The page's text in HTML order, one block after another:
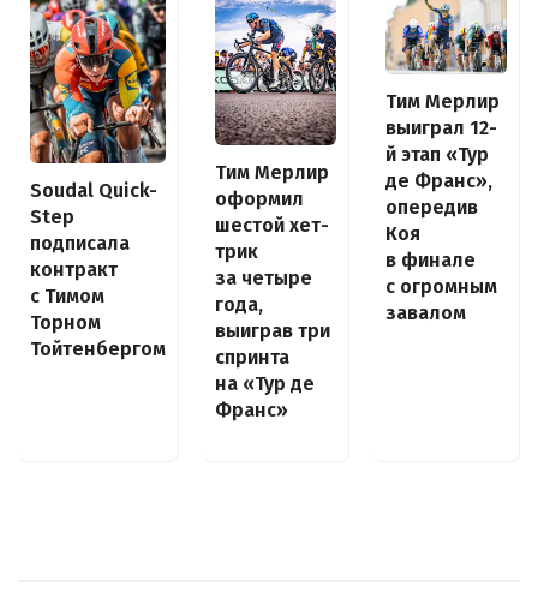
Soudal Quick-
Step
подписала
контракт
с Тимом
Торном
Тойтенбергом
Тим Мерлир
оформил
шестой хет-
трик
за четыре
года,
выиграв три
спринта
на «Тур де
Франс»
Тим Мерлир
выиграл 12-
й этап «Тур
де Франс»,
опередив
Коя
в финале
с огромным
завалом